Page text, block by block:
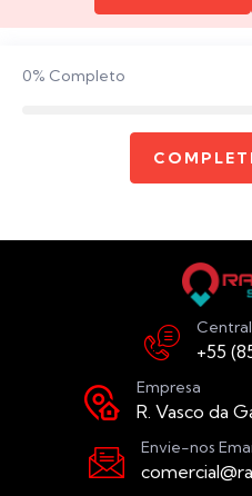
0% Completo
+55
Empresa
R. Vasco da
Envie-nos